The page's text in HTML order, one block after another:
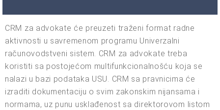
CRM za advokate će preuzeti traženi format radne
aktivnosti u savremenom programu Univerzalni
računovodstveni sistem. CRM za advokate treba
koristiti sa postojećom multifunkcionalnošću koja se
nalazi u bazi podataka USU. CRM sa pravnicima će
izraditi dokumentaciju o svim zakonskim nijansama i
normama, uz punu usklađenost sa direktorovom listom